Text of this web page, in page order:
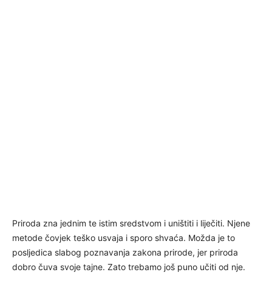
Priroda zna jednim te istim sredstvom i uništiti i liječiti. Njene
metode čovjek teško usvaja i sporo shvaća. Možda je to
posljedica slabog poznavanja zakona prirode, jer priroda
dobro čuva svoje tajne. Zato trebamo još puno učiti od nje.